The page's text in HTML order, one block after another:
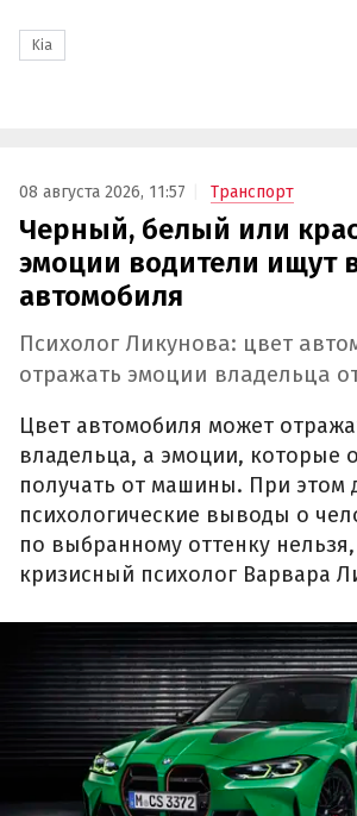
Kia
08 августа 2026, 11:57 Транспорт
Черный, белый или
эмоции водители ищут
автомобиля
Психолог Ликунова: цвет
отражать эмоции владельца
Цвет автомобиля может
владельца, а эмоции, которые
получать от машины. При этом
психологические выводы о
по выбранному оттенку
кризисный психолог Варвара